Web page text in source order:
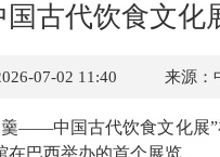
古代饮食文化
07-02 11:40 来源：
中国古代饮食文化展”
巴西举办的首个展览。